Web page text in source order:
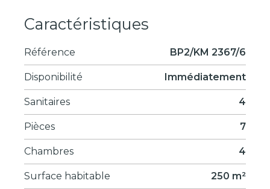
Caractéristiques
Référence BP2/KM 2367/6
Disponibilité Immédiatement
Sanitaires 4
Pièces 7
Chambres 4
Surface habitable 250 m²